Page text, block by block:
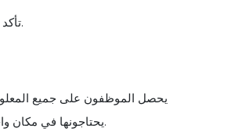
تأكد من اختيار واجهة برمجة التطبيقات حسب حاجتك وبالتأكيد بعد إجراء بعض الأبحاث المتعمقة.
يحتاجونها في مكان واحد. هذا الوصول السهل إلى البيانات يوفر وقتهم الثمين، الذي يمكن أن يكرس للعمل المنتج.